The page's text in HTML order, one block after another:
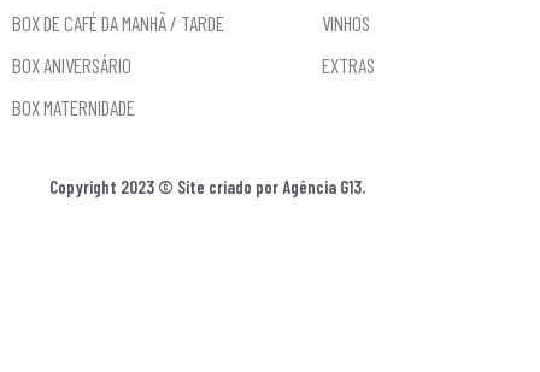
BOX DE CAFÉ DA MANHÃ / TARDE
BOX ANIVERSÁRIO
BOX MATERNIDADE
VINHOS
EXTRAS
Copyright 2023 © Site criado por Agência G13.